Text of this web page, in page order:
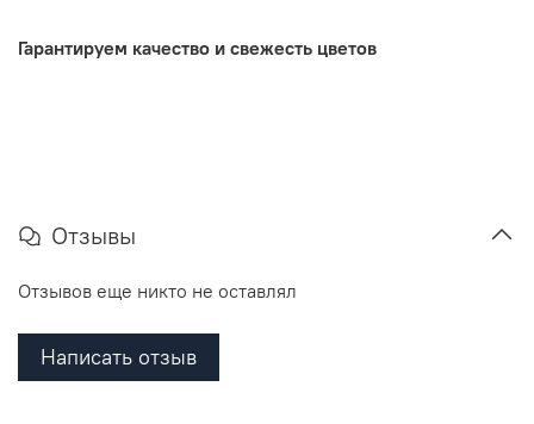
Гарантируем качество и свежесть цветов
Отзывы
Отзывов еще никто не оставлял
Написать отзыв